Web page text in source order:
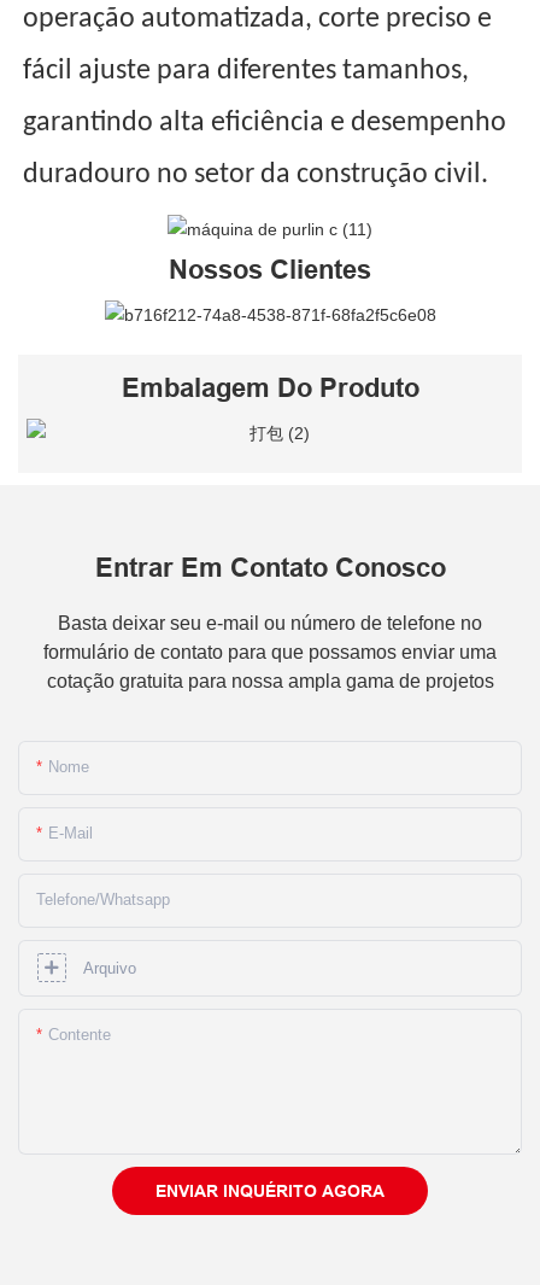
operação automatizada, corte preciso e
fácil ajuste para diferentes tamanhos,
garantindo alta eficiência e desempenho
duradouro no setor da construção civil.
Nossos Clientes
Embalagem Do Produto
Entrar Em Contato Conosco
Basta deixar seu e-mail ou número de telefone no
formulário de contato para que possamos enviar uma
cotação gratuita para nossa ampla gama de projetos
Nome
E-Mail
Telefone/whatsapp
Arquivo
Contente
ENVIAR INQUÉRITO AGORA